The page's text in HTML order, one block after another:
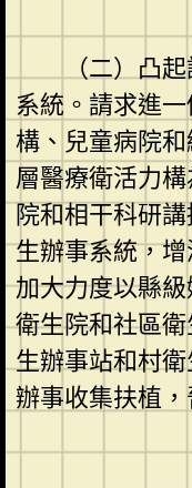
（二）凸起誇
系統。請求進
構、兒童病院
層醫療衛活力
院和相干科研
生辦事系統，
加大力度以縣
衛生院和社區
生辦事站和村
辦事收集扶植